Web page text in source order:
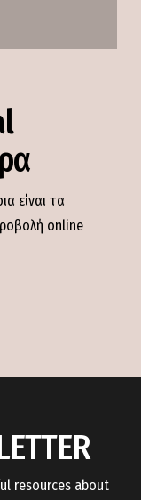
είναι τα
online
resources about